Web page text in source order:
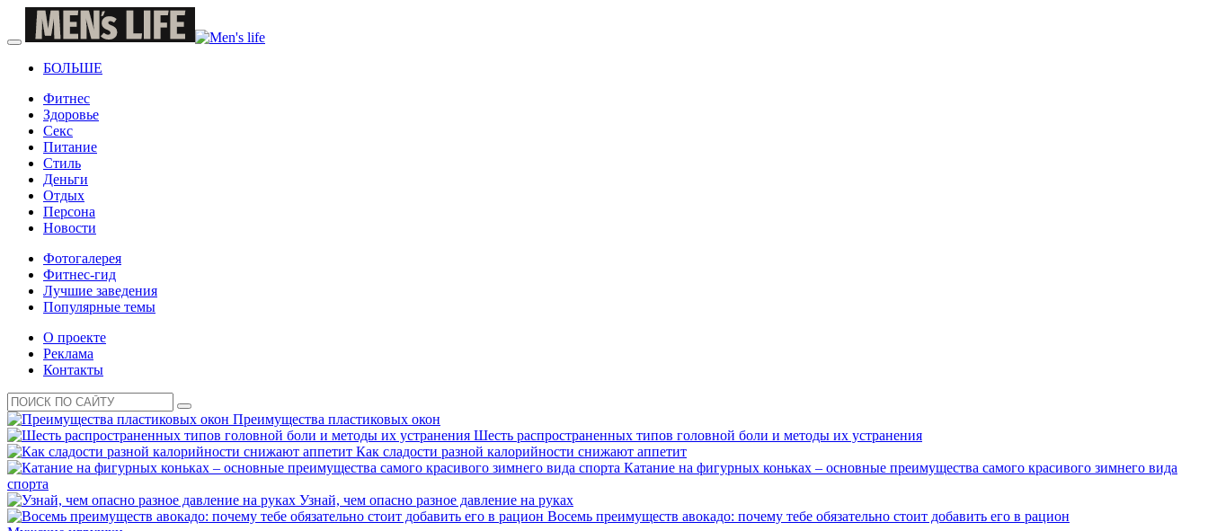
БОЛЬШЕ
Фитнес
Здоровье
Секс
Питание
Стиль
Деньги
Отдых
Персона
Новости
Фотогалерея
Фитнес-гид
Лучшие заведения
Популярные темы
О проекте
Реклама
Контакты
Преимущества пластиковых окон
Шесть распространенных типов головной боли и методы их устранения
Как сладости разной калорийности снижают аппетит
Катание на фигурных коньках – основные преимущества самого красивого зимнего вида
спорта
Узнай, чем опасно разное давление на руках
Восемь преимуществ авокадо: почему тебе обязательно стоит добавить его в рацион